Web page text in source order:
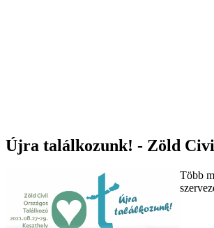
Újra találkozunk! - Zöld
Több